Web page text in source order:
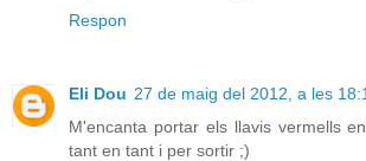
Respon
Eli Dou 27 de maig del 2012, a les
M'encanta portar els llavis vermells
tant en tant i per sortir ;)